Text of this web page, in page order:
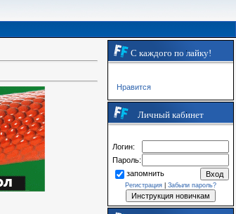
С каждого по лайку!
Нравится
Личный кабинет
Логин:
Пароль:
запомнить
Регистрация Забыли пароль?